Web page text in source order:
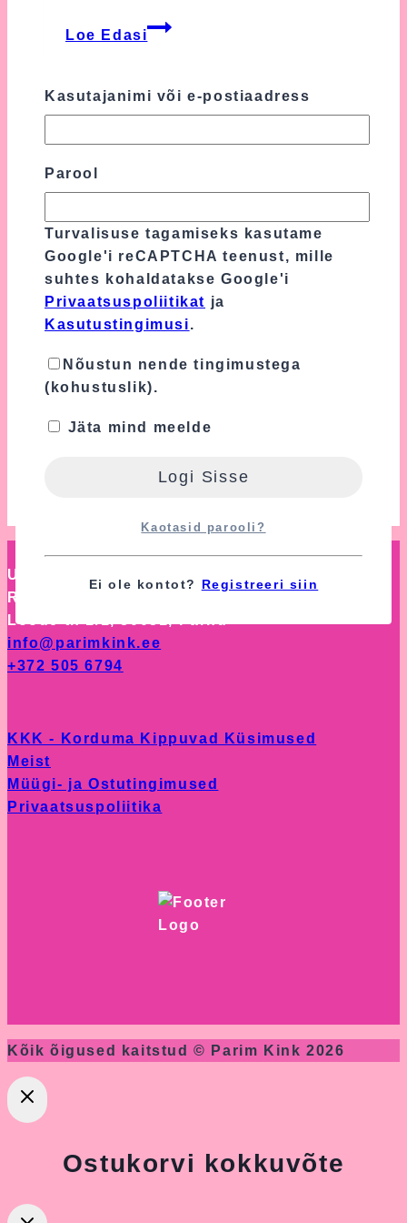
Loe Edasi
Katsikukingitus
kinkida
katsikuks?
Baby Shower ehk
Beebipidu – Kuidas
korraldada?
Mida Baby Shower ‘il tehakse? Mida
millal ja kuidas seda üldse
korraldatakse ja kes võiks ühe vahva
vastutada? Kust saada kaunistusi?
Baby
Beebipidu
–
Kuidas
Uhti OÜ
Reg nr: 14753217
Loode tn 1/1, 80031, Pärnu
info@parimkink.ee
+372 505 6794
KKK - Korduma Kippuvad Küsimused
Meist
Müügi- ja Ostutingimused
Privaatsuspoliitika
Kõik õigused kaitstud © Parim Kink 2026
Kasutajanimi või e-postiaadress
Parool
Turvalisuse tagamiseks kasutame
Google'i reCAPTCHA teenust, mille
suhtes kohaldatakse Google'i
Privaatsuspoliitikat ja
Kasutustingimusi.
Nõustun nende tingimustega
(kohustuslik).
Jäta mind meelde
Kaotasid parooli?
Ei ole kontot? Registreeri siin
Ostukorvi kokkuvõte